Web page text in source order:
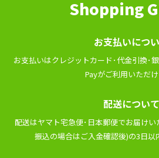
Shopping
お⽀払いにつ
お⽀払いはクレジットカード･代⾦引換･
Payがご利⽤いただ
配送について
配送はヤマト宅急便･⽇本郵便でお届け
振込の場合はご⼊⾦確認後)の3⽇以